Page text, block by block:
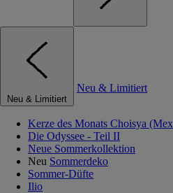
Neu & Limitiert
Neu & Limitiert
Kerze des Monats Choisya
Die Odyssee - Teil II
Neue Sommerkollektion
Neu Sommerdeko
Sommer-Düfte
Ilio